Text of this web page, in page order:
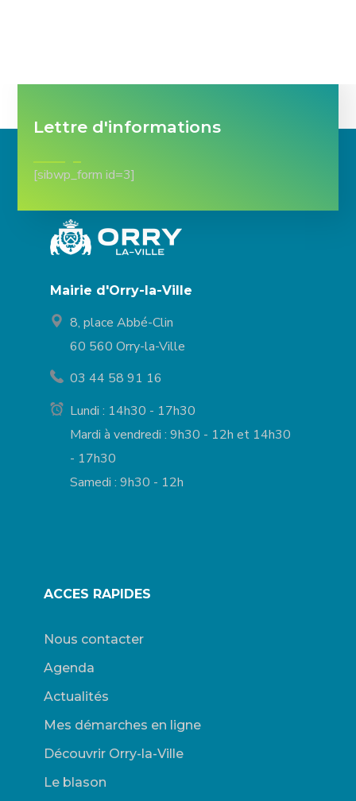
Lettre d'informations
[sibwp_form id=3]
Mairie d'Orry-la-Ville
8, place Abbé-Clin
60 560 Orry-la-Ville
03 44 58 91 16
Lundi : 14h30 - 17h30
Mardi à vendredi : 9h30 - 12h et 14h30
- 17h30
Samedi : 9h30 - 12h
ACCES RAPIDES
Nous contacter
Agenda
Actualités
Mes démarches en ligne
Découvrir Orry-la-Ville
Le blason